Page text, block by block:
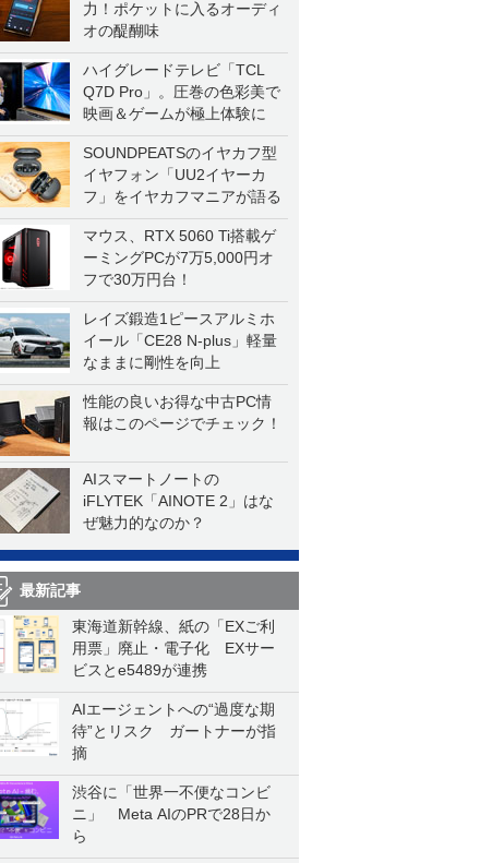
力！ポケットに入るオーディ
オの醍醐味
ハイグレードテレビ「TCL
Q7D Pro」。圧巻の色彩美で
映画＆ゲームが極上体験に
SOUNDPEATSのイヤカフ型
イヤフォン「UU2イヤーカ
フ」をイヤカフマニアが語る
マウス、RTX 5060 Ti搭載ゲ
ーミングPCが7万5,000円オ
フで30万円台！
レイズ鍛造1ピースアルミホ
イール「CE28 N-plus」軽量
なままに剛性を向上
性能の良いお得な中古PC情
報はこのページでチェック！
AIスマートノートの
iFLYTEK「AINOTE 2」はな
ぜ魅力的なのか？
最新記事
東海道新幹線、紙の「EXご利
用票」廃止・電子化 EXサー
ビスとe5489が連携
AIエージェントへの“過度な期
待”とリスク ガートナーが指
摘
渋谷に「世界一不便なコンビ
ニ」 Meta AIのPRで28日か
ら